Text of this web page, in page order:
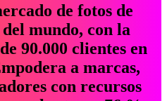
de fotos de
mundo, con la
90.000 clientes en
a marcas,
con recursos